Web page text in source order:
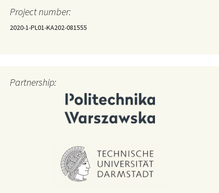
Project number:
2020-1-PL01-KA202-081555
Partnership: